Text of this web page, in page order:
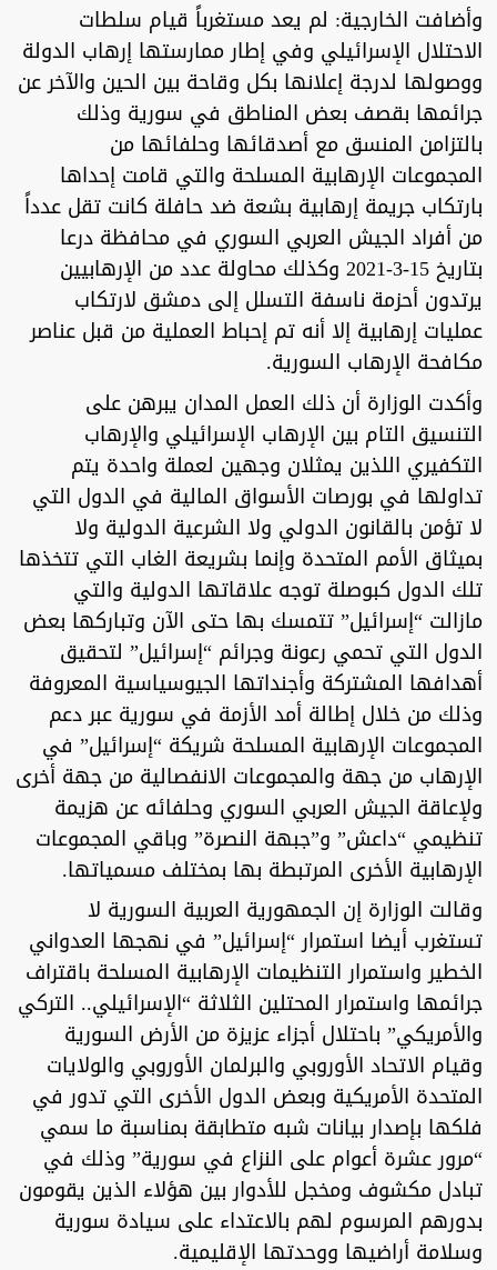
وأضافت الخارجية: لم يعد مستغرباً قيام سلطات
الاحتلال الإسرائيلي وفي إطار ممارستها إرهاب الدولة
ووصولها لدرجة إعلانها بكل وقاحة بين الحين والآخر عن
جرائمها بقصف بعض المناطق في سورية وذلك
بالتزامن المنسق مع أصدقائها وحلفائها من
المجموعات الإرهابية المسلحة والتي قامت إحداها
بارتكاب جريمة إرهابية بشعة ضد حافلة كانت تقل عدداً
من أفراد الجيش العربي السوري في محافظة درعا
بتاريخ 15-3-2021 وكذلك محاولة عدد من الإرهابيين
يرتدون أحزمة ناسفة التسلل إلى دمشق لارتكاب
عمليات إرهابية إلا أنه تم إحباط العملية من قبل عناصر
مكافحة الإرهاب السورية.
وأكدت الوزارة أن ذلك العمل المدان يبرهن على
التنسيق التام بين الإرهاب الإسرائيلي والإرهاب
التكفيري اللذين يمثلان وجهين لعملة واحدة يتم
تداولها في بورصات الأسواق المالية في الدول التي
لا تؤمن بالقانون الدولي ولا الشرعية الدولية ولا
بميثاق الأمم المتحدة وإنما بشريعة الغاب التي تتخذها
تلك الدول كبوصلة توجه علاقاتها الدولية والتي
مازالت “إسرائيل” تتمسك بها حتى الآن وتباركها بعض
الدول التي تحمي رعونة وجرائم “إسرائيل” لتحقيق
أهدافها المشتركة وأجنداتها الجيوسياسية المعروفة
وذلك من خلال إطالة أمد الأزمة في سورية عبر دعم
المجموعات الإرهابية المسلحة شريكة “إسرائيل” في
الإرهاب من جهة والمجموعات الانفصالية من جهة أخرى
ولإعاقة الجيش العربي السوري وحلفائه عن هزيمة
تنظيمي “داعش” و”جبهة النصرة” وباقي المجموعات
الإرهابية الأخرى المرتبطة بها بمختلف مسمياتها.
وقالت الوزارة إن الجمهورية العربية السورية لا
تستغرب أيضا استمرار “إسرائيل” في نهجها العدواني
الخطير واستمرار التنظيمات الإرهابية المسلحة باقتراف
جرائمها واستمرار المحتلين الثلاثة “الإسرائيلي.. التركي
والأمريكي” باحتلال أجزاء عزيزة من الأرض السورية
وقيام الاتحاد الأوروبي والبرلمان الأوروبي والولايات
المتحدة الأمريكية وبعض الدول الأخرى التي تدور في
فلكها بإصدار بيانات شبه متطابقة بمناسبة ما سمي
“مرور عشرة أعوام على النزاع في سورية” وذلك في
تبادل مكشوف ومخجل للأدوار بين هؤلاء الذين يقومون
بدورهم المرسوم لهم بالاعتداء على سيادة سورية
وسلامة أراضيها ووحدتها الإقليمية.